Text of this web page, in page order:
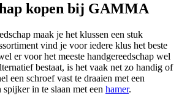
kopen bij GAMMA
maak je het klussen een stuk
vind je voor iedere klus het beste
er voor het meeste handgereedschap wel
bestaat, is het vaak net zo handig of
een schroef vast te draaien met een
in te slaan met een hamer.